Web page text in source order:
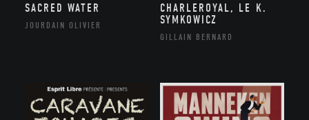
SACRED WATER
JOURDAIN OLIVIER
CHARLEROYAL, LE K.
SYMKOWICZ
GILLAIN BERNARD